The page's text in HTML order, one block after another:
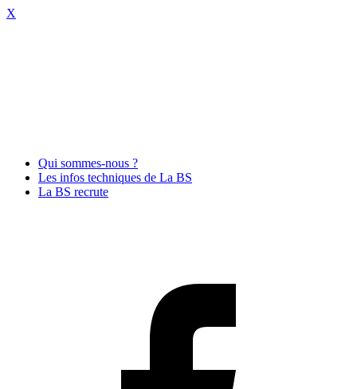
X
Qui sommes-nous ?
Les infos techniques de La BS
La BS recrute